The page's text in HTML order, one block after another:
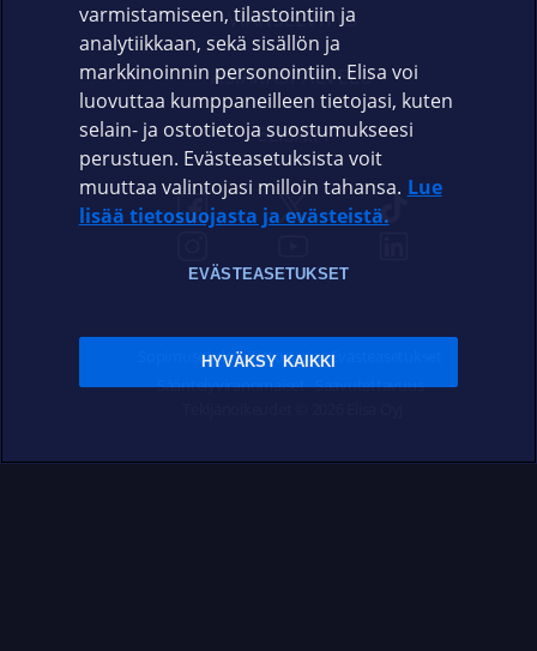
VIANSELVITYS
ASIAKASPALVELU
ELISA.FI
Sopimusehdot Tietosuoja Evästeasetukset
Sääntelyviranomaiset Saavutettavuus
varmistamiseen, tilastointiin ja
analytiikkaan, sekä sisällön ja
markkinoinnin personointiin. Elisa voi
luovuttaa kumppaneilleen tietojasi, kuten
selain- ja ostotietoja suostumukseesi
perustuen. Evästeasetuksista voit
muuttaa valintojasi milloin tahansa. Lue
lisää tietosuojasta ja evästeistä.
EVÄSTEASETUKSET
HYVÄKSY KAIKKI